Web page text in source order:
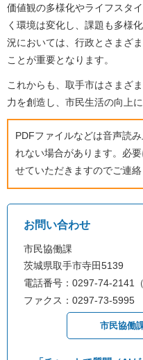
価値観の多様化やライフスタ
く環境は変化し、課題も多様
況においては、行政とさまざ
ことが重要となります。
これからも、取手市はさまざ
力を創造し、市民生活の向上
PDFファイルなどは音声読
れない場合があります。必
せていただきますのでご連絡
お問い合わせ
市民協働課
茨城県取手市寺田5139
電話番号：0297-74-2141（
ファクス：0297-73-5995
市民協働